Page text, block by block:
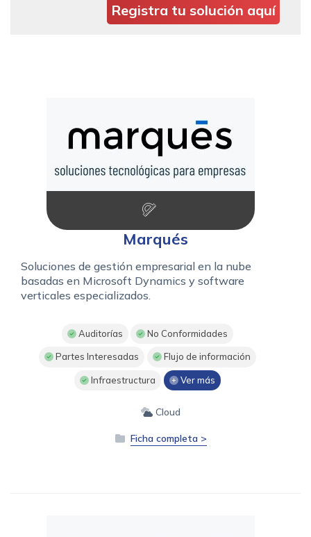
Registra tu solución aquí
Marqués
Soluciones de gestión empresarial en la nube
basadas en Microsoft Dynamics y software
verticales especializados.
Auditorías No Conformidades
Partes Interesadas Flujo de información
Infraestructura Ver más
Cloud
Ficha completa >